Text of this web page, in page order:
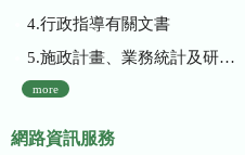
4.行政指導有關文書
5.施政計畫、業務統計及研究報告
more
網路資訊服務